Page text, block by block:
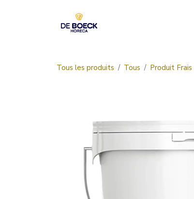
Tous les produits Tous Produit Frais